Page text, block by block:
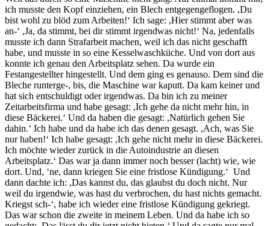
ich musste den Kopf einziehen, ein Blech entgegengeflogen. ,Du
bist wohl zu blöd zum Arbeiten!‘ Ich sage: ,Hier stimmt aber was
an-‘ ,Ja, da stimmt, bei dir stimmt irgendwas nicht!‘ Na, jedenfalls
musste ich dann Strafarbeit machen, weil ich das nicht geschafft
habe, und musste in so eine Kesselwaschküche. Und von dort aus
konnte ich genau den Arbeitsplatz sehen. Da wurde ein
Festangestellter hingestellt. Und dem ging es genauso. Dem sind die
Bleche runterge-, bis, die Maschine war kaputt. Da kam keiner und
hat sich entschuldigt oder irgendwas. Da bin ich zu meiner
Zeitarbeitsfirma und habe gesagt: ,Ich gehe da nicht mehr hin, in
diese Bäckerei.‘ Und da haben die gesagt: ,Natürlich gehen Sie
dahin.‘ Ich habe und da habe ich das denen gesagt. ,Ach, was Sie
nur haben!‘ Ich habe gesagt: ,Ich gehe nicht mehr in diese Bäckerei.
Ich möchte wieder zurück in die Autoindustrie an diesen
Arbeitsplatz.‘ Das war ja dann immer noch besser (lacht) wie, wie
dort. Und, ‘ne, dann kriegen Sie eine fristlose Kündigung.‘ Und
dann dachte ich: ,Das kannst du, das glaubst du doch nicht. Nur
weil du irgendwie, was hast du verbrochen, du hast nichts gemacht.
Kriegst sch-‘, habe ich wieder eine fristlose Kündigung gekriegt.
Das war schon die zweite in meinem Leben. Und da habe ich so